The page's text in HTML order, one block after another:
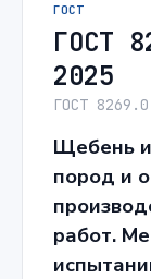
ГОСТ
ГОСТ
2025
ГОСТ
Щебень и
пород и
работ.